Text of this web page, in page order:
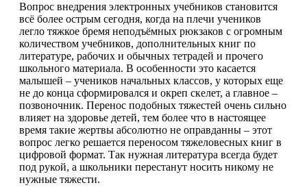
Вопрос внедрения электронных учебников становится
всё более острым сегодня, когда на плечи учеников
легло тяжкое бремя неподъёмных рюкзаков с огромным
количеством учебников, дополнительных книг по
литературе, рабочих и обычных тетрадей и прочего
школьного материала. В особенности это касается
малышей – учеников начальных классов, у которых еще
не до конца сформировался и окреп скелет, а главное –
позвоночник. Перенос подобных тяжестей очень сильно
влияет на здоровье детей, тем более что в настоящее
время такие жертвы абсолютно не оправданны – этот
вопрос легко решается переносом тяжеловесных книг в
цифровой формат. Так нужная литература всегда будет
под рукой, а школьники перестанут носить никому не
нужные тяжести.